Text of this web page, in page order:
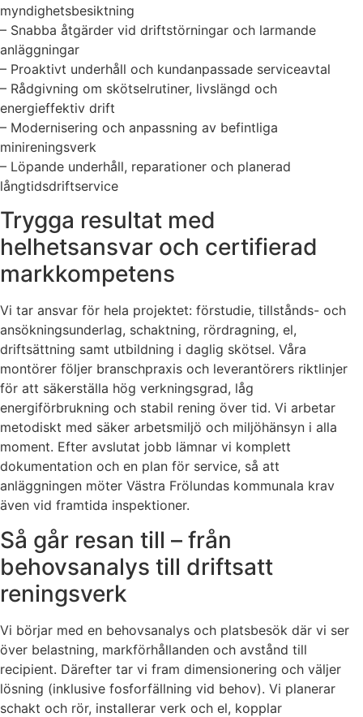
myndighetsbesiktning
– Snabba åtgärder vid driftstörningar och larmande
anläggningar
– Proaktivt underhåll och kundanpassade serviceavtal
– Rådgivning om skötselrutiner, livslängd och
energieffektiv drift
– Modernisering och anpassning av befintliga
minireningsverk
– Löpande underhåll, reparationer och planerad
långtidsdriftservice
Trygga resultat med
helhetsansvar och certifierad
markkompetens
Vi tar ansvar för hela projektet: förstudie, tillstånds- och
ansökningsunderlag, schaktning, rördragning, el,
driftsättning samt utbildning i daglig skötsel. Våra
montörer följer branschpraxis och leverantörers riktlinjer
för att säkerställa hög verkningsgrad, låg
energiförbrukning och stabil rening över tid. Vi arbetar
metodiskt med säker arbetsmiljö och miljöhänsyn i alla
moment. Efter avslutat jobb lämnar vi komplett
dokumentation och en plan för service, så att
anläggningen möter Västra Frölundas kommunala krav
även vid framtida inspektioner.
Så går resan till – från
behovsanalys till driftsatt
reningsverk
Vi börjar med en behovsanalys och platsbesök där vi ser
över belastning, markförhållanden och avstånd till
recipient. Därefter tar vi fram dimensionering och väljer
lösning (inklusive fosforfällning vid behov). Vi planerar
schakt och rör, installerar verk och el, kopplar